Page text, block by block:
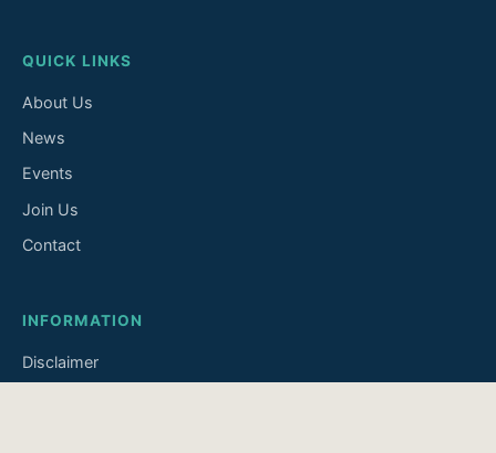
QUICK LINKS
About Us
News
Events
Join Us
Contact
INFORMATION
Disclaimer